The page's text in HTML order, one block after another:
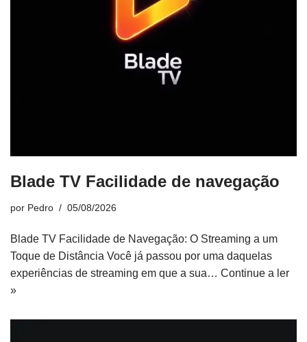
Blade TV Facilidade de navegação
por Pedro 05/08/2026
Blade TV Facilidade de Navegação: O Streaming a um
Toque de Distância Você já passou por uma daquelas
experiências de streaming em que a sua… Continue a ler
»